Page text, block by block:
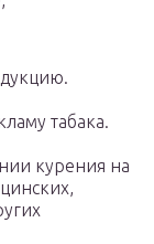
табака.
курения на